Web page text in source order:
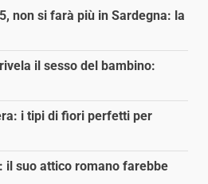
non si farà più in Sardegna: la
il sesso del bambino:
i tipi di fiori perfetti per
il suo attico romano farebbe